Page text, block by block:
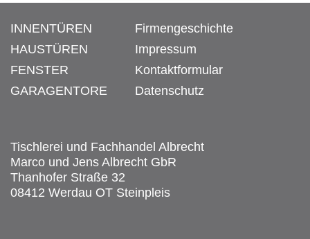
INNENTÜREN
HAUSTÜREN
FENSTER
GARAGENTORE
Firmengeschichte
Impressum
Kontaktformular
Datenschutz
Tischlerei und Fachhandel Albrecht
Marco und Jens Albrecht GbR
Thanhofer Straße 32
08412 Werdau OT Steinpleis